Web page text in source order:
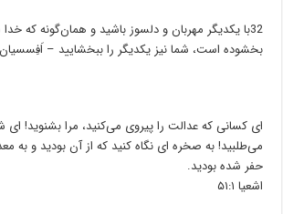
32با یکدیگر مهربان و دلسوز باشید و همان‌گونه که
بخشوده است، شما نیز یکدیگر را ببخشایید – اَفِسسیان
‌ای کسانی که عدالت را پیروی می‌کنید، مرا بشنوید! ای
می‌طلبید! به صخره ای نگاه کنید که از ﺁن بودید و به
حفر شده بودید.
اشعیا ۵۱:۱